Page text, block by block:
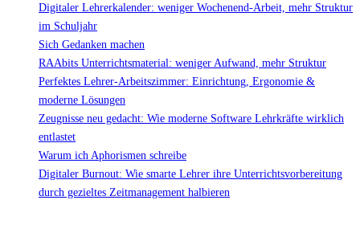
Digitaler Lehrerkalender: weniger Wochenend-Arbeit, mehr Struktur
im Schuljahr
Sich Gedanken machen
RAAbits Unterrichtsmaterial: weniger Aufwand, mehr Struktur
Perfektes Lehrer-Arbeitszimmer: Einrichtung, Ergonomie &
moderne Lösungen
Zeugnisse neu gedacht: Wie moderne Software Lehrkräfte wirklich
entlastet
Warum ich Aphorismen schreibe
Digitaler Burnout: Wie smarte Lehrer ihre Unterrichtsvorbereitung
durch gezieltes Zeitmanagement halbieren